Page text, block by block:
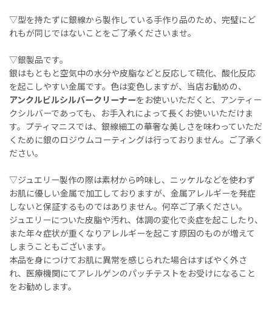
▽型を持たずに銀線から製作している手作り品のため、完璧にど
れもが同じではないことをご了承くださいませ。
▽銀製品です。
銀はもともと空気中の水分や皮脂などと反応して硫化、酸化反応
を起こしやすい金属です。色は変色しますが、当店お勧めの、
アンクルビルシルバークリーナーをお使いいただくと、アンティー
クシルバーであっても、お手入れによって長くお使いいただけま
す。プティマニスでは、銀線細工の華奢な美しさを味わっていただ
くために銀のロジウムコーティングは行っておりません。ご了承く
ださい。
▽ジュエリー製作の際は素材から吟味し、ニッケルなどを使わず
お肌に優しい金属で加工しておりますが、金属アレルギーを発症
しないと保証するものではありません。何卒ご了承ください。
ジュエリーについた皮脂や汚れ、体調の変化で炎症を起こしたり、
また年々症状が重くなりアレルギーを起こす原因のものが増えて
しまうこともございます。
本品を身につけてお肌に異常を感じられた場合はすばやく外さ
れ、医療機関にてアレルゲンのパッチテストをお受けになること
をお勧めします。